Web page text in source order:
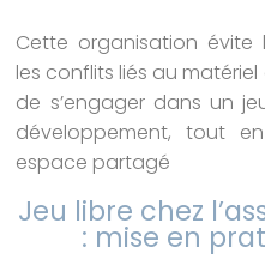
Cette organisation évite
les conflits liés au
de s’engager dans un
développement, tout
espace partagé
Jeu libre chez
: mise en